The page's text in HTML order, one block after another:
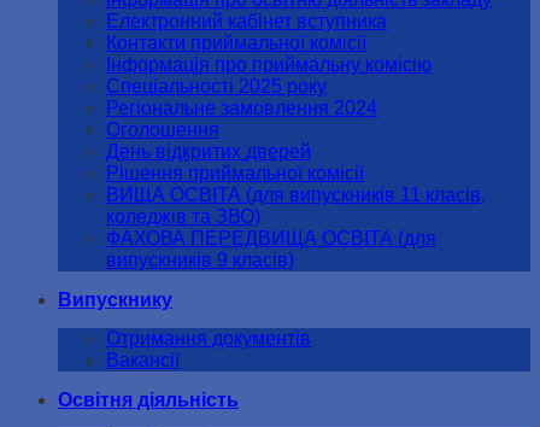
Електронний кабінет вступника
Контакти приймальної комісії
Інформація про приймальну комісію
Спеціальності 2025 року
Регіональне замовлення 2024
Оголошення
День відкритих дверей
Рішення приймальної комісії
ВИЩА ОСВІТА (для випускників 11 класів,
коледжів та ЗВО)
ФАХОВА ПЕРЕДВИЩА ОСВІТА (для
випускників 9 класів)
Випускнику
Отримання документів
Вакансії
Освітня діяльність